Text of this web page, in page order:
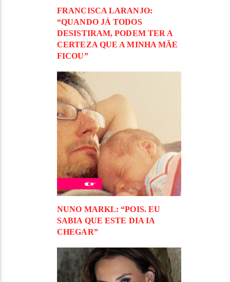
FRANCISCA LARANJO:
“QUANDO JÁ TODOS
DESISTIRAM, PODEM TER A
CERTEZA QUE A MINHA MÃE
FICOU”
NUNO MARKL: “POIS. EU
SABIA QUE ESTE DIA IA
CHEGAR”